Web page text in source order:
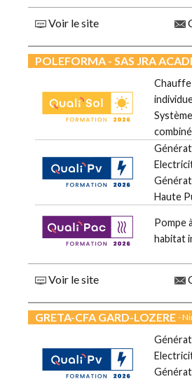
Voir le site
POLEFORMA - SAS JRA
combiné
Haute
Pompe
habitat
Voir le site
GRETA-CFA GARD-LOZERE -